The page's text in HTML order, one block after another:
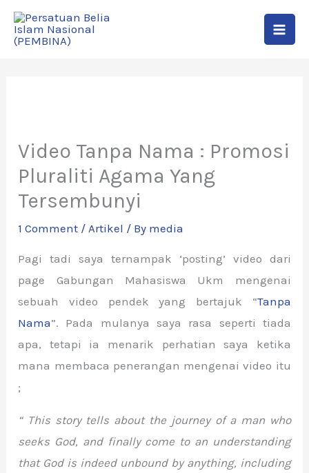
Skip
Video Tanpa Nama : Promosi
Pluraliti Agama Yang
Tersembunyi
1 Comment /Artikel / By media
Pagi tadi saya ternampak ‘posting’ video dari
page Gabungan Mahasiswa Ukm mengenai
sebuah video pendek yang bertajuk “Tanpa
Nama”. Pada mulanya saya rasa seperti tiada
apa, tetapi ia menarik perhatian saya ketika
mana membaca penerangan mengenai video itu
;
“ This story tells about the journey of a man who
seeks God, and finally come to an understanding
that God is indeed unbound by anything, including